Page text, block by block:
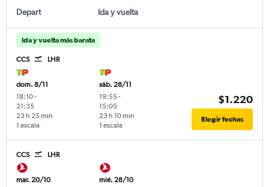
Depart Ida y vuelta
Ida y vuelta más barata
CCS LHR
dom. 8/11
18:10-
21:35
1 escala
23 h 25 min
sáb. 28/11
19:55-
15:05
1 escala
23 h 10 min
$1.220
Elegir fechas
CCS LHR
mar. 20/10
mié. 28/10